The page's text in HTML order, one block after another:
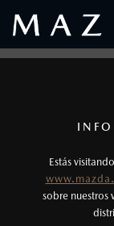
Estás
sobre nuestros
Los
Todas las